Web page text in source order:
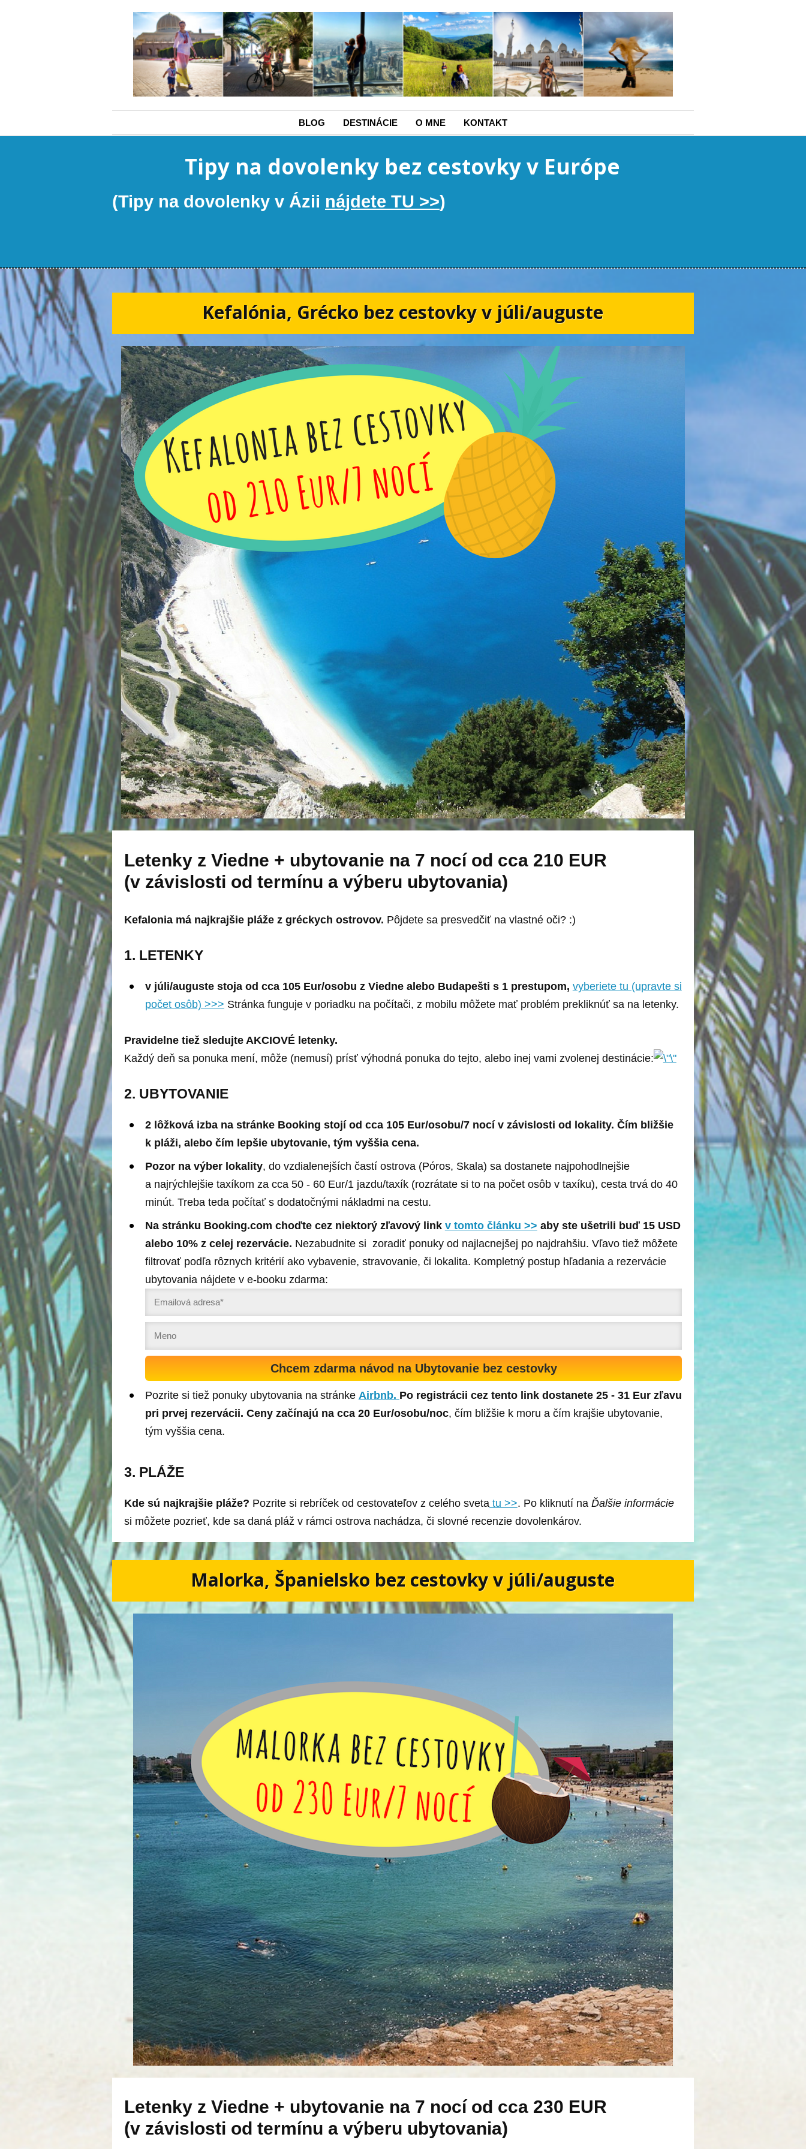
BLOG DESTINÁCIE O MNE KONTAKT
Tipy na dovolenky bez cestovky v Európe
(Tipy na dovolenky v Ázii nájdete TU >>)
Kefalónia, Grécko bez cestovky v júli/auguste
Letenky z Viedne + ubytovanie na 7 nocí od cca 210 EUR
(v závislosti od termínu a výberu ubytovania)
Kefalonia má najkrajšie pláže z gréckych ostrovov. Pôjdete sa presvedčiť na vlastné oči? :)
1. LETENKY
v júli/auguste stoja od cca 105 Eur/osobu z Viedne alebo Budapešti s 1 prestupom, vyberiete tu (upravte si
počet osôb) >>> Stránka funguje v poriadku na počítači, z mobilu môžete mať problém prekliknúť sa na letenky.
Pravidelne tiež sledujte AKCIOVÉ letenky.
Každý deň sa ponuka mení, môže (nemusí) prísť výhodná ponuka do tejto, alebo inej vami zvolenej destinácie:
2. UBYTOVANIE
2 lôžková izba na stránke Booking stojí od cca 105 Eur/osobu/7 nocí v závislosti od lokality. Čím bližšie
k pláži, alebo čím lepšie ubytovanie, tým vyššia cena.
Pozor na výber lokality, do vzdialenejších častí ostrova (Póros, Skala) sa dostanete najpohodlnejšie
a najrýchlejšie taxíkom za cca 50 - 60 Eur/1 jazdu/taxík (rozrátate si to na počet osôb v taxíku), cesta trvá do 40
minút. Treba teda počítať s dodatočnými nákladmi na cestu.
Na stránku Booking.com choďte cez niektorý zľavový link v tomto článku >> aby ste ušetrili buď 15 USD
alebo 10% z celej rezervácie. Nezabudnite si zoradiť ponuky od najlacnejšej po najdrahšiu. Vľavo tiež môžete
filtrovať podľa rôznych kritérií ako vybavenie, stravovanie, či lokalita. Kompletný postup hľadania a rezervácie
ubytovania nájdete v e-booku zdarma:
Chcem zdarma návod na Ubytovanie bez cestovky
Pozrite si tiež ponuky ubytovania na stránke Airbnb. Po registrácii cez tento link dostanete 25 - 31 Eur zľavu
pri prvej rezervácii. Ceny začínajú na cca 20 Eur/osobu/noc, čím bližšie k moru a čím krajšie ubytovanie,
tým vyššia cena.
3. PLÁŽE
Kde sú najkrajšie pláže? Pozrite si rebríček od cestovateľov z celého svetatu >>. Po kliknutí na Ďalšie informácie
si môžete pozrieť, kde sa daná pláž v rámci ostrova nachádza, či slovné recenzie dovolenkárov.
Malorka, Španielsko bez cestovky v júli/auguste
Letenky z Viedne + ubytovanie na 7 nocí od cca 230 EUR
(v závislosti od termínu a výberu ubytovania)